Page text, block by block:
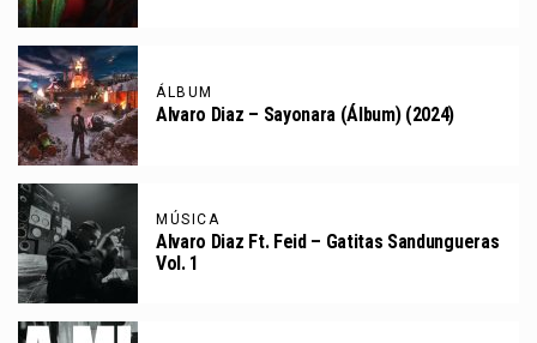
ÁLBUM
Alvaro Diaz – Sayonara (Álbum) (2024)
MÚSICA
Alvaro Diaz Ft. Feid – Gatitas Sandungueras
Vol. 1